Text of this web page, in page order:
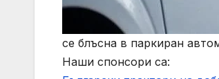
се блъсна в паркиран
Наши спонсори са: